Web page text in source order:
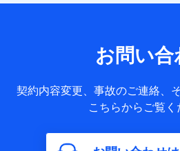
送信履歴などの情報）が含まれます
約に関する情報。例として、保険
名、住所、生年月日、性別、保険
保険加入の目的、保険商品の内容
年数などの情報、ペットの種類や
お問い合
契約内容変更、事故のご連絡、
こちらからご覧く